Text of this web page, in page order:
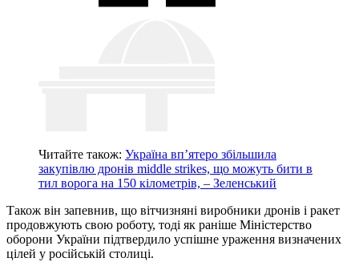
Читайте також: Україна вп’ятеро збільшила
закупівлю дронів middle strikes, що можуть бити в
тил ворога на 150 кілометрів, – Зеленський
Також він запевнив, що вітчизняні виробники дронів і ракет
продовжують свою роботу, тоді як раніше Міністерство
оборони України підтвердило успішне ураження визначених
цілей у російській столиці.